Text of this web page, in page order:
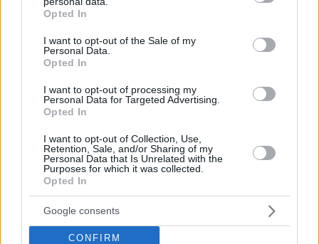
grant or deny consent to Google and its third-party tags to
use your data for below specified purposes in below Google
consent section.
Opted In
I want to opt-out of the Sale of my
Personal Data.
Opted In
I want to opt-out of processing my
Personal Data for Targeted Advertising.
Opted In
I want to opt-out of Collection, Use,
Retention, Sale, and/or Sharing of my
Personal Data that Is Unrelated with the
Purposes for which it was collected.
Opted In
Google consents
CONFIRM
Πόσο κοστίζει μία εβδομάδα σε βίλες -
παράδεισους
07.08.2026, 09:43